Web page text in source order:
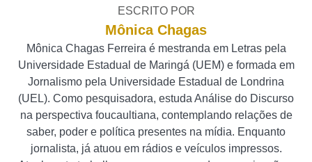
ESCRITO POR
Mônica Chagas
Mônica Chagas Ferreira é mestranda em Letras pela
Universidade Estadual de Maringá (UEM) e formada em
Jornalismo pela Universidade Estadual de Londrina
(UEL). Como pesquisadora, estuda Análise do Discurso
na perspectiva foucaultiana, contemplando relações de
saber, poder e política presentes na mídia. Enquanto
jornalista, já atuou em rádios e veículos impressos.